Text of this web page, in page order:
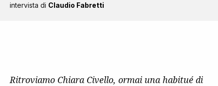
intervista di Claudio Fabretti
Ritroviamo Chiara Civello, ormai una habitué di